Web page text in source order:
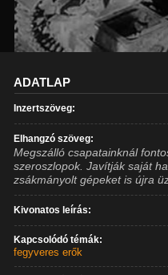
ADATLAP
Inzertszöveg:
Elhangzó szöveg:
Megszálló csapatainknál
szeroszlopok. Javítják saját
zsákmányolt gépeket is újra
Kivonatos leírás:
Kapcsolódó témák:
fegyveres erők